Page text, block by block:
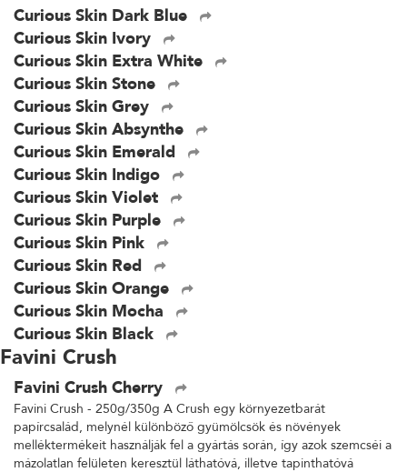
Curious Skin Dark Blue
Curious Skin Ivory
Curious Skin Extra White
Curious Skin Stone
Curious Skin Grey
Curious Skin Absynthe
Curious Skin Emerald
Curious Skin Indigo
Curious Skin Violet
Curious Skin Purple
Curious Skin Pink
Curious Skin Red
Curious Skin Orange
Curious Skin Mocha
Curious Skin Black
Favini Crush
Favini Crush Cherry
Favini Crush - 250g/350g A Crush egy környezetbarát
papírcsalád, melynél különböző gyümölcsök és növények
melléktermékeit használják fel a gyártás során, így azok szemcséi a
mázolatlan felületen keresztül láthatóvá, illetve tapinthatóvá